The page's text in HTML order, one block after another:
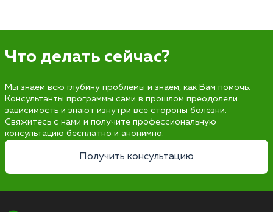
Что делать сейчас?
Мы знаем всю глубину проблемы и знаем, как Вам помочь.
Консультанты программы сами в прошлом преодолели
зависимость и знают изнутри все стороны болезни.
Свяжитесь с нами и получите профессиональную
консультацию бесплатно и анонимно.
Получить консультацию